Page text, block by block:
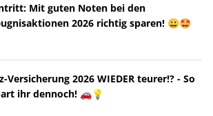
Mit guten Noten bei den
2026 richtig sparen! 😀🤩
Versicherung 2026 WIEDER teurer!? - So
ihr dennoch! 🚗💡